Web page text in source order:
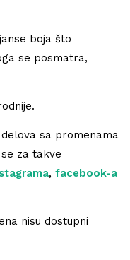
boja što
se posmatra,
sa promenama
za takve
, facebook-a
nisu dostupni